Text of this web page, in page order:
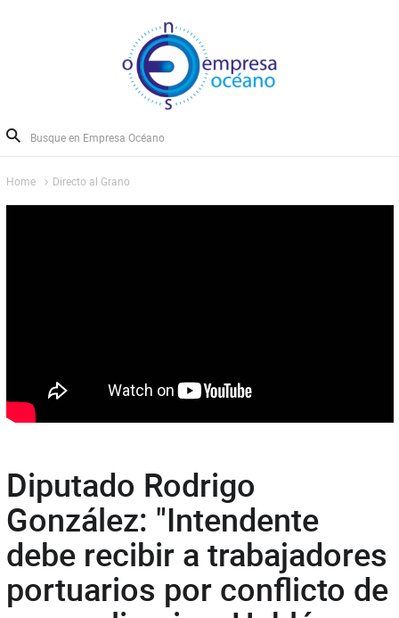
Home Directo al Grano
Diputado Rodrigo
González: "Intendente
debe recibir a trabajadores
portuarios por conflicto de